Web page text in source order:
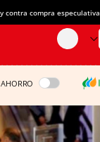
contra compra especulativa